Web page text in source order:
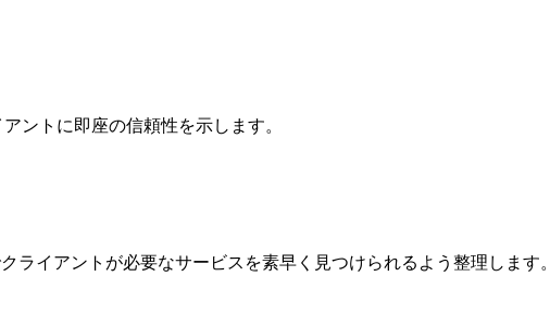
ントに即座の信頼性を示します。
イアントが必要なサービスを素早く見つけられるよう整理します。